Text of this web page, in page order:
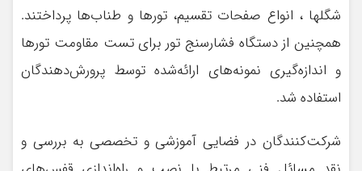
شگلها ، انواع صفحات تقسیم، تورها و طناب‌ها پرداختند.
همچنین از دستگاه فشارسنج تور برای تست مقاومت تورها
و اندازه‌گیری نمونه‌های ارائه‌شده توسط پرورش‌دهندگان
استفاده شد.
شرکت‌کنندگان در فضایی آموزشی و تخصصی به بررسی و